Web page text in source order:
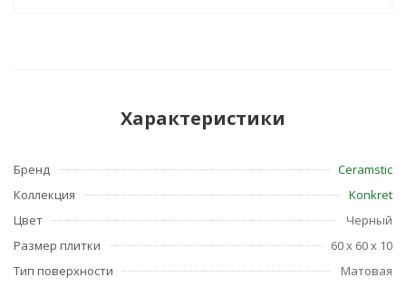
Характеристики
Бренд
Ceramstic
Коллекция
Konkret
Цвет
Черный
Размер плитки
60 x 60 x 10
Тип поверхности
Матовая